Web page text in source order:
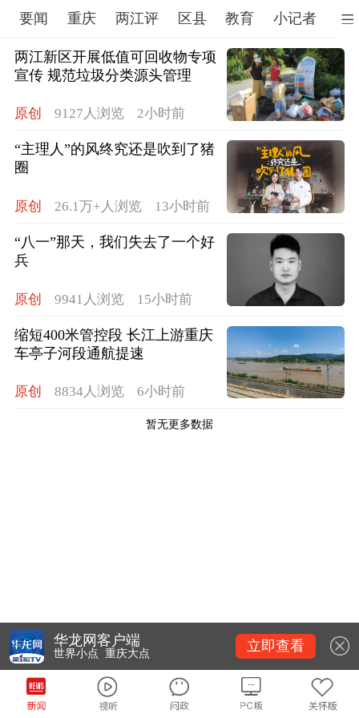
要闻 重庆 两江评 区县 教育 小记者 文
两江新区开展低值可回收物专项
宣传 规范垃圾分类源头管理​
原创 9127人浏览 2小时前
“主理人”的风终究还是吹到了猪
圈
原创 26.1万+人浏览 13小时前
“八一”那天，我们失去了一个好
兵
原创 9941人浏览 15小时前
缩短400米管控段 长江上游重庆
车亭子河段通航提速
原创 8834人浏览 6小时前
暂无更多数据
华龙网客户端
世界小点 重庆大点 立即查看